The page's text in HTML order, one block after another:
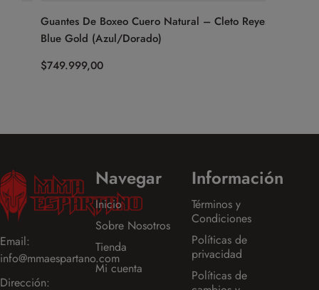
Guantes De Boxeo Cuero Natural – Cleto Reyes
Blue Gold (Azul/Dorado)
749.999,00
Email:
info@mmaespartano.com
Dirección:
Navegar
Inicio
Sobre Nosotros
Tienda
Mi cuenta
Información
Términos y
Condiciones
Políticas de
privacidad
Políticas de